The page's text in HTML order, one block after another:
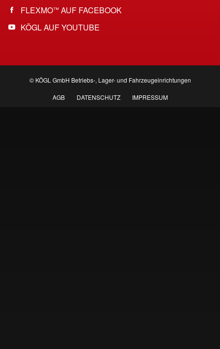
FLEXMO™ AUF FACEBOOK
KÖGL AUF YOUTUBE
© KÖGL GmbH Betriebs-, Lager- und Fahrzeugeinrichtungen
AGB DATENSCHUTZ IMPRESSUM